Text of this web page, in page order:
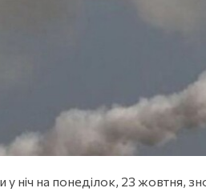
у ніч на понеділок, 23 жовтня,